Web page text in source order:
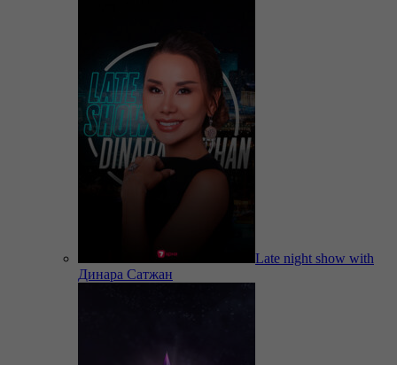
Late night show with
Динара Сатжан